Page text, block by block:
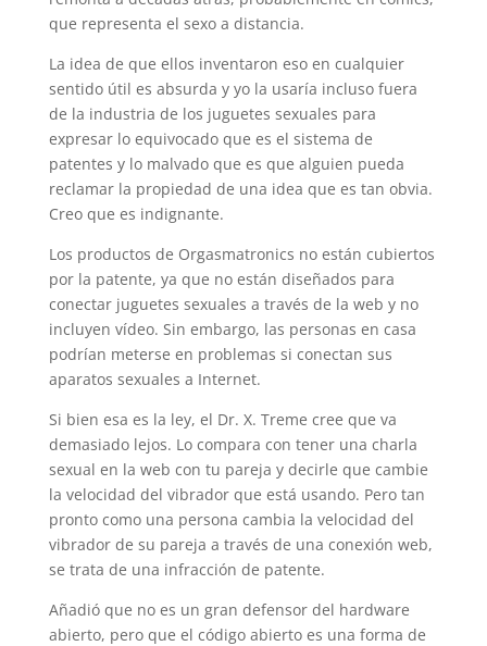
que representa el sexo a distancia.
La idea de que ellos inventaron eso en cualquier
sentido útil es absurda y yo la usaría incluso fuera
de la industria de los juguetes sexuales para
expresar lo equivocado que es el sistema de
patentes y lo malvado que es que alguien pueda
reclamar la propiedad de una idea que es tan obvia.
Creo que es indignante.
Los productos de Orgasmatronics no están cubiertos
por la patente, ya que no están diseñados para
conectar juguetes sexuales a través de la web y no
incluyen vídeo. Sin embargo, las personas en casa
podrían meterse en problemas si conectan sus
aparatos sexuales a Internet.
Si bien esa es la ley, el Dr. X. Treme cree que va
demasiado lejos. Lo compara con tener una charla
sexual en la web con tu pareja y decirle que cambie
la velocidad del vibrador que está usando. Pero tan
pronto como una persona cambia la velocidad del
vibrador de su pareja a través de una conexión web,
se trata de una infracción de patente.
Añadió que no es un gran defensor del hardware
abierto, pero que el código abierto es una forma de